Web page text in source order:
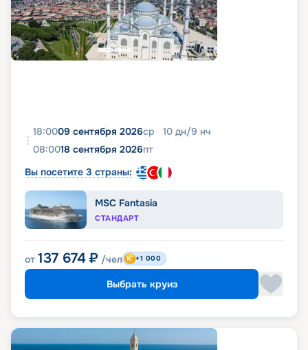
18:0009 сентября 2026ср 10 дн/9 нч
08:0018 сентября 2026пт
Вы посетите 3 страны:
MSC Fantasia
СТАНДАРТ
от 137 674 ₽ /чел +1 000
Выбрать круиз